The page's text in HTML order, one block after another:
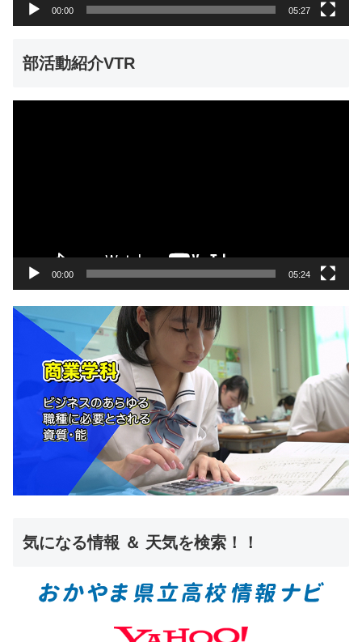
00:00 05:27
部活動紹介VTR
00:00 05:24
気になる情報 ＆ 天気を検索！！